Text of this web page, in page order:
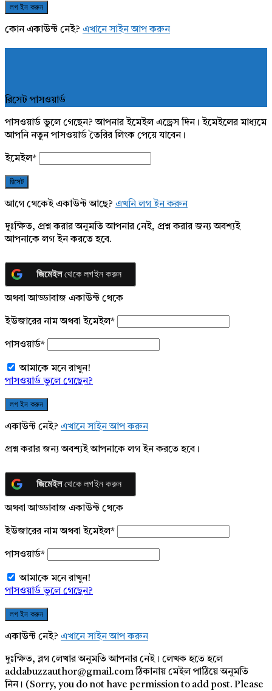
কোন একাউন্ট নেই? এখানে সাইন আপ করুন
রিসেট পাসওয়ার্ড
পাসওয়ার্ড ভুলে গেছেন? আপনার ইমেইল এড্রেস দিন। ইমেইলের মাধ্যমে
আপনি নতুন পাসওয়ার্ড তৈরির লিংক পেয়ে যাবেন।
ইমেইল*
আগে থেকেই একাউন্ট আছে? এখনি লগ ইন করুন
দুঃক্ষিত, প্রশ্ন করার অনুমতি আপনার নেই, প্রশ্ন করার জন্য অবশ্যই
আপনাকে লগ ইন করতে হবে.
জিমেইলথেকে লগইন করুন
অথবা আড্ডাবাজ একাউন্ট থেকে
ইউজারের নাম অথবা ইমেইল*
পাসওয়ার্ড*
আমাকে মনে রাখুন!
পাসওয়ার্ড ভুলে গেছেন?
একাউন্ট নেই? এখানে সাইন আপ করুন
প্রশ্ন করার জন্য অবশ্যই আপনাকে লগ ইন করতে হবে।
জিমেইলথেকে লগইন করুন
অথবা আড্ডাবাজ একাউন্ট থেকে
ইউজারের নাম অথবা ইমেইল*
পাসওয়ার্ড*
আমাকে মনে রাখুন!
পাসওয়ার্ড ভুলে গেছেন?
একাউন্ট নেই? এখানে সাইন আপ করুন
দুঃক্ষিত, ব্লগ লেখার অনুমতি আপনার নেই। লেখক হতে হলে
addabuzzauthor@gmail.com ঠিকানায় মেইল পাঠিয়ে অনুমতি
নিন। (Sorry, you do not have permission to add post. Please